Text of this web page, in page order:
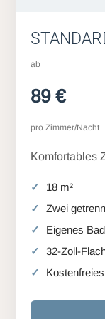
ab
89 €
pro Zimmer/Nacht
Komfortables
18 m²
Zwei
Eigenes
32-Zoll-